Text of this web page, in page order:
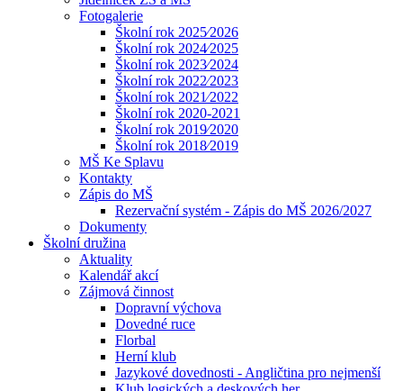
Fotogalerie
Školní rok 2025⁄2026
Školní rok 2024⁄2025
Školní rok 2023⁄2024
Školní rok 2022⁄2023
Školní rok 2021⁄2022
Školní rok 2020-2021
Školní rok 2019⁄2020
Školní rok 2018⁄2019
MŠ Ke Splavu
Kontakty
Zápis do MŠ
Rezervační systém - Zápis do MŠ 2026/2027
Dokumenty
Školní družina
Aktuality
Kalendář akcí
Zájmová činnost
Dopravní výchova
Dovedné ruce
Florbal
Herní klub
Jazykové dovednosti - Angličtina pro nejmenší